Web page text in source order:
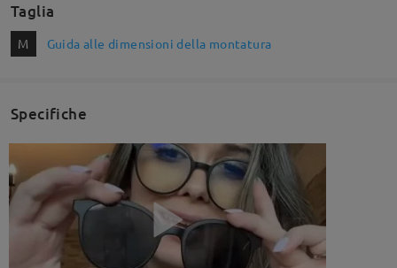
Taglia
M Guida alle dimensioni della montatura
Specifiche